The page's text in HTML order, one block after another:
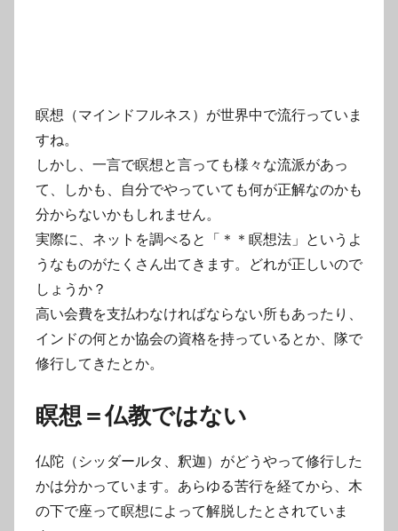
瞑想（マインドフルネス）が世界中で流行っていま
すね。
しかし、一言で瞑想と言っても様々な流派があっ
て、しかも、自分でやっていても何が正解なのかも
分からないかもしれません。
実際に、ネットを調べると「＊＊瞑想法」というよ
うなものがたくさん出てきます。どれが正しいので
しょうか？
高い会費を支払わなければならない所もあったり、
インドの何とか協会の資格を持っているとか、隊で
修行してきたとか。
瞑想＝仏教ではない
仏陀（シッダールタ、釈迦）がどうやって修行した
かは分かっています。あらゆる苦行を経てから、木
の下で座って瞑想によって解脱したとされていま